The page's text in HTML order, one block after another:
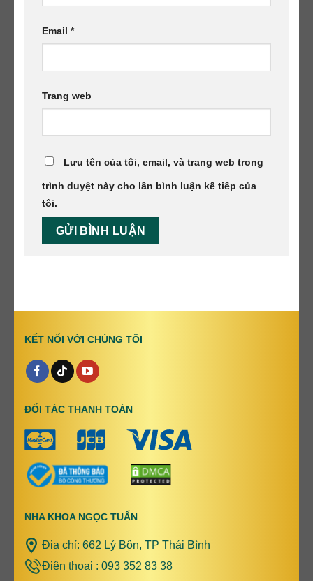
Email *
Trang web
Lưu tên của tôi, email, và trang web trong
trình duyệt này cho lần bình luận kế tiếp của
tôi.
KẾT NỐI VỚI CHÚNG TÔI
ĐỐI TÁC THANH TOÁN
NHA KHOA NGỌC TUẤN
Địa chỉ: 662 Lý Bôn, TP Thái Bình
Điện thoại : 093 352 83 38